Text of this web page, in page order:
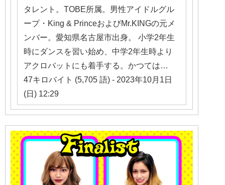
タレント。TOBE所属。男性アイドルグル
ープ・King & PrinceおよびMr.KINGの元メ
ンバー。愛知県名古屋市出身。 小学2年生
時にダンスを習い始め、中学2年生時より
アクロバットにも着手する。かつては…
47キロバイト (5,705 語) - 2023年10月1日
(日) 12:29